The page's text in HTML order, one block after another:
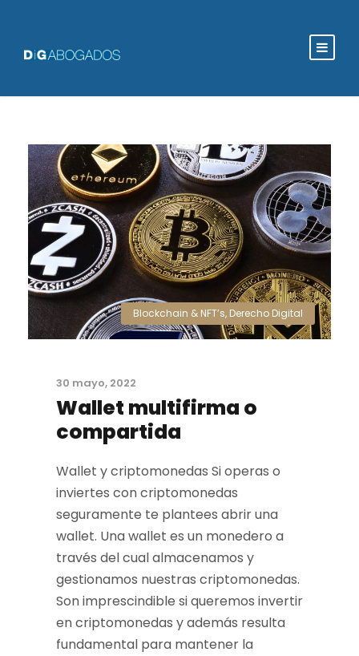
Blockchain & NFT’s, Derecho Digital
30 mayo, 2022
Wallet multifirma o
compartida
Wallet y criptomonedas Si operas o
inviertes con criptomonedas
seguramente te plantees abrir una
wallet. Una wallet es un monedero a
través del cual almacenamos y
gestionamos nuestras criptomonedas.
Son imprescindible si queremos invertir
en criptomonedas y además resulta
fundamental para mantener la